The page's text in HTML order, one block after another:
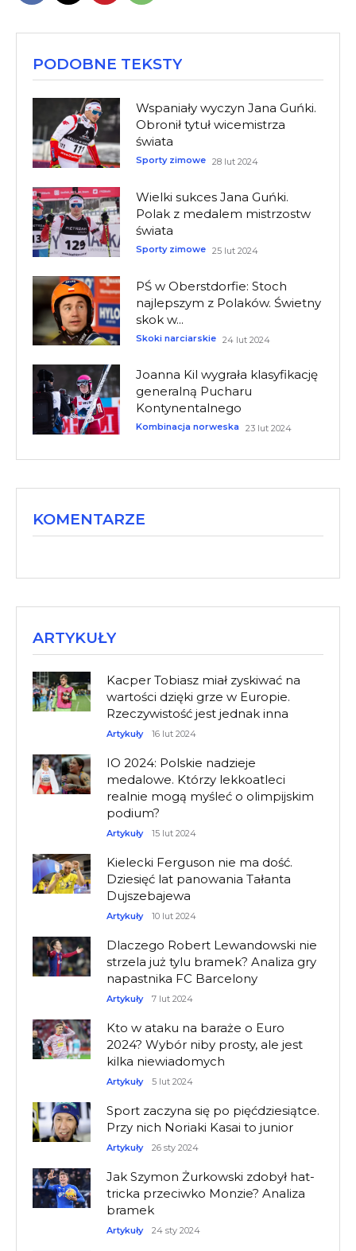
PODOBNE TEKSTY
Wspaniały wyczyn Jana Guńki.
Obronił tytuł wicemistrza
świata
Sporty zimowe 28 lut 2024
Wielki sukces Jana Guńki.
Polak z medalem mistrzostw
świata
Sporty zimowe 25 lut 2024
PŚ w Oberstdorfie: Stoch
najlepszym z Polaków. Świetny
skok w...
Skoki narciarskie 24 lut 2024
Joanna Kil wygrała klasyfikację
generalną Pucharu
Kontynentalnego
Kombinacja norweska 23 lut 2024
KOMENTARZE
ARTYKUŁY
Kacper Tobiasz miał zyskiwać na
wartości dzięki grze w Europie.
Rzeczywistość jest jednak inna
Artykuły 16 lut 2024
IO 2024: Polskie nadzieje
medalowe. Którzy lekkoatleci
realnie mogą myśleć o olimpijskim
podium?
Artykuły 15 lut 2024
Kielecki Ferguson nie ma dość.
Dziesięć lat panowania Tałanta
Dujszebajewa
Artykuły 10 lut 2024
Dlaczego Robert Lewandowski nie
strzela już tylu bramek? Analiza gry
napastnika FC Barcelony
Artykuły 7 lut 2024
Kto w ataku na baraże o Euro
2024? Wybór niby prosty, ale jest
kilka niewiadomych
Artykuły 5 lut 2024
Sport zaczyna się po pięćdziesiątce.
Przy nich Noriaki Kasai to junior
Artykuły 26 sty 2024
Jak Szymon Żurkowski zdobył hat-
tricka przeciwko Monzie? Analiza
bramek
Artykuły 24 sty 2024